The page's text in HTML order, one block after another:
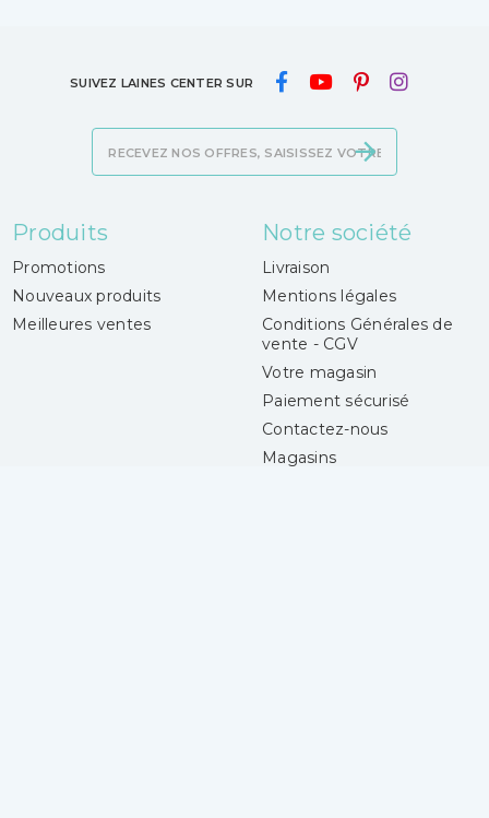
SUIVEZ LAINES CENTER SUR
Produits
Promotions
Nouveaux produits
Meilleures ventes
Notre société
Livraison
Mentions légales
Conditions Générales de
vente - CGV
Votre magasin
Paiement sécurisé
Contactez-nous
Magasins